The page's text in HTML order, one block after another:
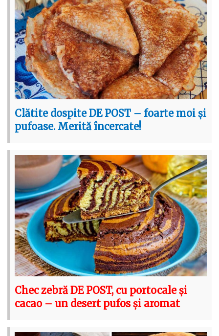
Clătite dospite DE POST – foarte moi și
pufoase. Merită încercate!
Chec zebră DE POST, cu portocale și
cacao – un desert pufos și aromat